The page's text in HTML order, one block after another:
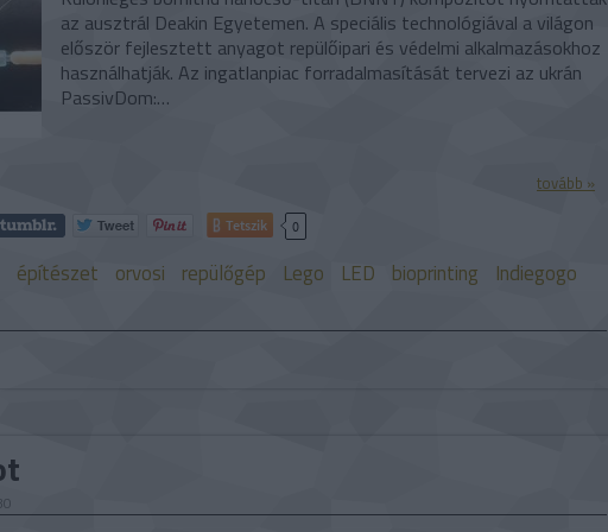
az ausztrál Deakin Egyetemen. A speciális technológiával a világon
először fejlesztett anyagot repülőipari és védelmi alkalmazásokhoz
használhatják. Az ingatlanpiac forradalmasítását tervezi az ukrán
PassivDom:…
tovább »
Tetszik 0
építészet orvosi repülőgép Lego LED bioprinting
Indiegogo